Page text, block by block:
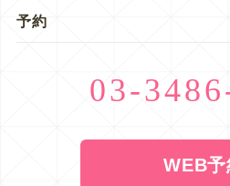
予約
03-
WEB予